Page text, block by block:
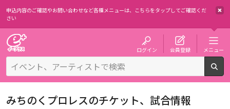
申込内容のご確認やお問い合わせなど各種メニューは、 こちらをタップしてご確認くだ
さい
ログイン 会員登録 メニュー
みちのくプロレスのチケット、試合情報